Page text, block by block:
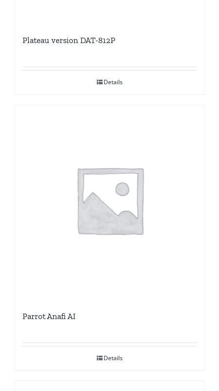
Plateau version DAT-812P
Details
Parrot Anafi AI
Details